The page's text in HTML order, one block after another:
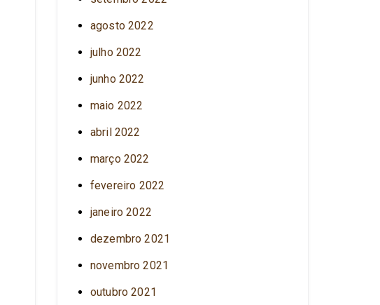
agosto 2022
julho 2022
junho 2022
maio 2022
abril 2022
março 2022
fevereiro 2022
janeiro 2022
dezembro 2021
novembro 2021
outubro 2021